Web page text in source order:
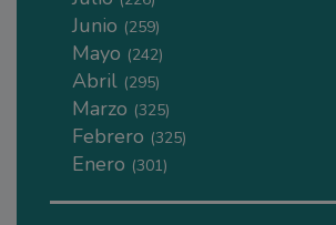
Junio (259)
Mayo (242)
Abril (295)
Marzo (325)
Febrero (325)
Enero (301)